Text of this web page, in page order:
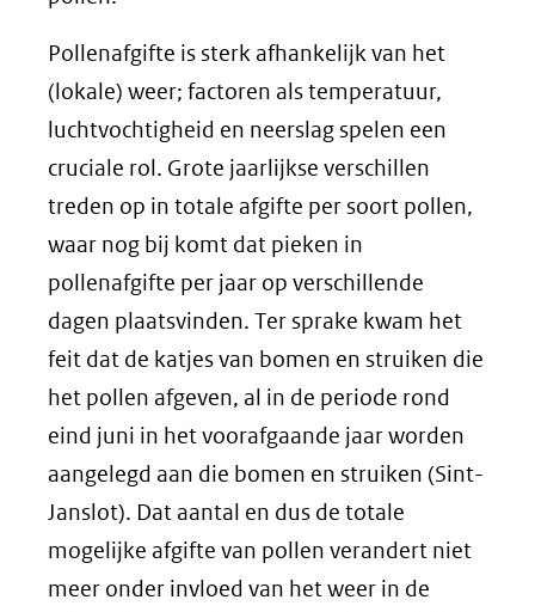
Pollenafgifte is sterk afhankelijk van het
(lokale) weer; factoren als temperatuur,
luchtvochtigheid en neerslag spelen een
cruciale rol. Grote jaarlijkse verschillen
treden op in totale afgifte per soort pollen,
waar nog bij komt dat pieken in
pollenafgifte per jaar op verschillende
dagen plaatsvinden. Ter sprake kwam het
feit dat de katjes van bomen en struiken die
het pollen afgeven, al in de periode rond
eind juni in het voorafgaande jaar worden
aangelegd aan die bomen en struiken (Sint-
Janslot). Dat aantal en dus de totale
mogelijke afgifte van pollen verandert niet
meer onder invloed van het weer in de